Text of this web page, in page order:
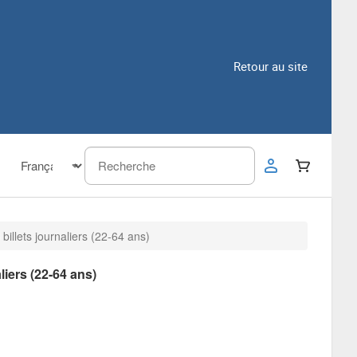
Retour au site
journaliers (22-64 ans)
(22-64 ans)